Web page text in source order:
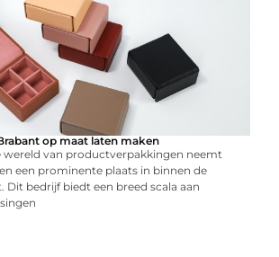
op maat laten maken
wereld van productverpakkingen neemt
een prominente plaats in binnen de
Dit bedrijf biedt een breed scala aan